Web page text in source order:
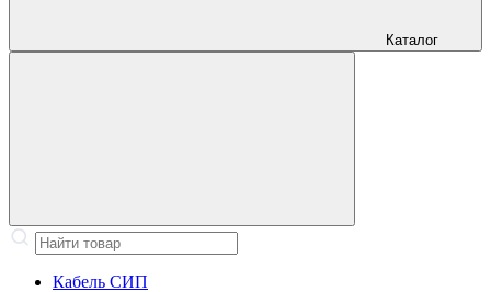
Каталог
Кабель СИП